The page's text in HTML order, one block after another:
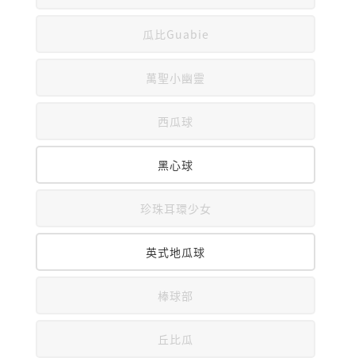
瓜比Guabie
萬聖小幽靈
西瓜球
黑心球
珍珠耳環少女
英式地瓜球
棒球部
丘比瓜